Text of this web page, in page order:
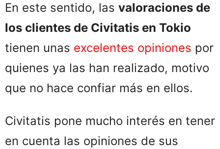
En este sentido, las valoraciones de
los clientes de Civitatis en Tokio
tienen unas excelentes opiniones por
quienes ya las han realizado, motivo
que no hace confiar más en ellos.
Civitatis pone mucho interés en tener
en cuenta las opiniones de sus